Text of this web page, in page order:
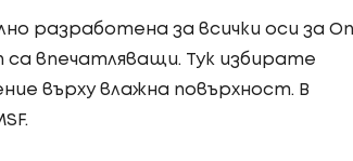
разработена за всички оси за On
впечатляващи. Тук избирате
върху влажна повърхност. В